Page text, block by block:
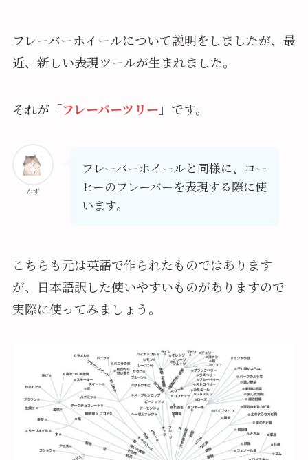
フレーバーホイールについて説明をしましたが、最
近、新しい表現ツールが生まれました。
それが「フレーバーツリー 」です。
かず
フレーバーホイールと同様に、コー
ヒーのフレーバーを表現する際に使
います。
こちらも元は英語で作られたものではあります
が、日本語訳した使いやすいものがありますので
実際に使ってみましょう。